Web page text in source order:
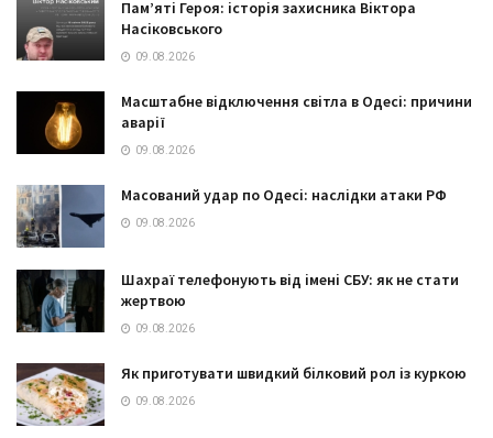
Пам’яті Героя: історія захисника Віктора
Насіковського
09.08.2026
Масштабне відключення світла в Одесі: причини
аварії
09.08.2026
Масований удар по Одесі: наслідки атаки РФ
09.08.2026
Шахраї телефонують від імені СБУ: як не стати
жертвою
09.08.2026
Як приготувати швидкий білковий рол із куркою
09.08.2026